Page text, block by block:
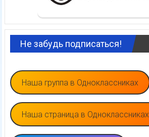
Не забудь подписаться!
Наша группа в Одноклассниках
Наша страница в Одноклассниках